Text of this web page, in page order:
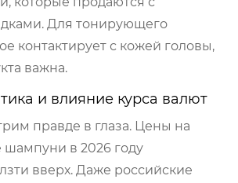
Для тонирующего
контактирует с кожей головы,
важна.
и влияние курса валют
правде в глаза. Цены на
в 2026 году
вверх. Даже российские